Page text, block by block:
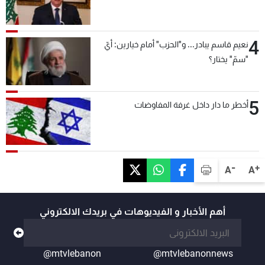
A+
A-
4نعيم قاسم يبادر... و"الحزب" أمام خيارين: أيّ
"سمّ" يختار؟
5أخطر ما دار داخل غرفة المفاوضات
أهم الأخبار و الفيديوهات في بريدك الالكتروني
@mtvlebanonnews
@mtvlebanon